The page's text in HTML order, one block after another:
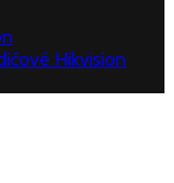
Hikvision